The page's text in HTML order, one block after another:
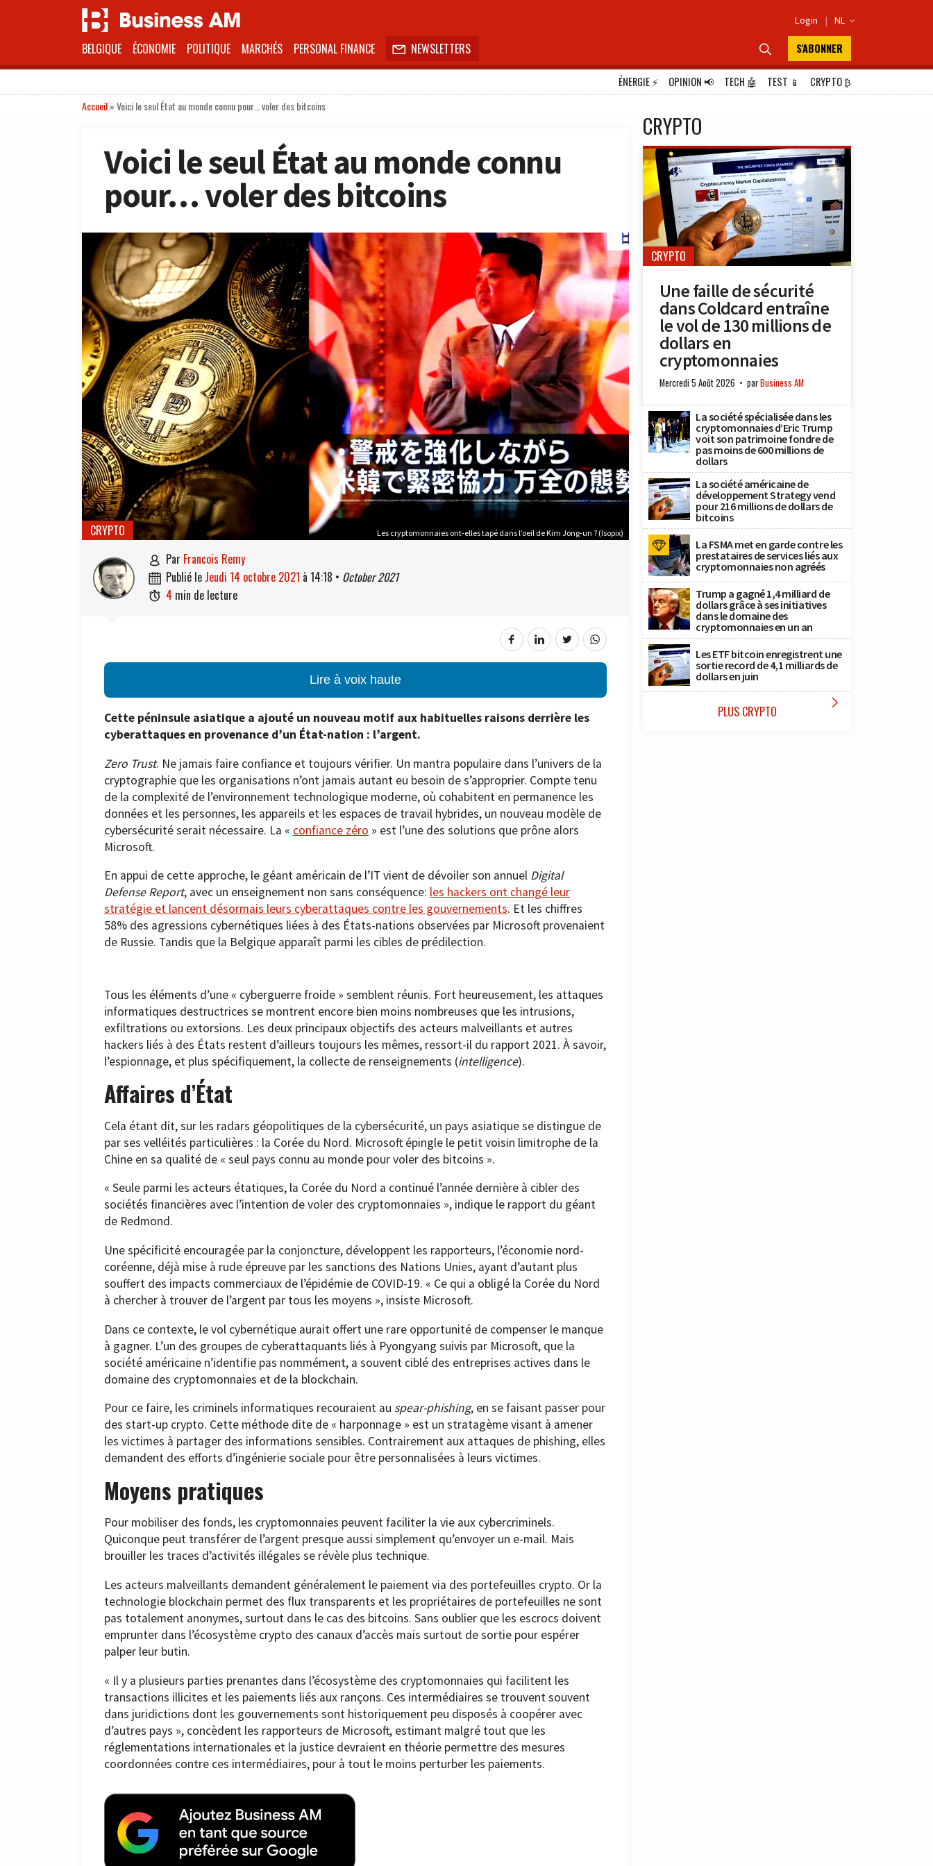
Login | NL 
BELGIQUE ÉCONOMIE POLITIQUE MARCHÉS PERSONAL FINANCE  NEWSLETTERS  S'ABONNER
ÉNERGIE⚡ OPINION📢 TECH 🤖 TEST 📱 CRYPTO₿
Accueil»Voici le seul État au monde connu pour… voler des bitcoins
Voici le seul État au monde connu
pour… voler des bitcoins
Les cryptomonnaies ont-elles tapé dans l’oeil de Kim Jong-un ? (Isopix)
CRYPTO
 par Francois Remy
 publié le jeudi 14 octobre 2021 à 14:18 • October 2021
 4 min de lecture
Lire à voix haute
Cette péninsule asiatique a ajouté un nouveau motif aux habituelles raisons derrière les
cyberattaques en provenance d’un État-nation : l’argent.
Zero Trust. Ne jamais faire confiance et toujours vérifier. Un mantra populaire dans l’univers de la
cryptographie que les organisations n’ont jamais autant eu besoin de s’approprier. Compte tenu
de la complexité de l’environnement technologique moderne, où cohabitent en permanence les
données et les personnes, les appareils et les espaces de travail hybrides, un nouveau modèle de
cybersécurité serait nécessaire. La « confiance zéro » est l’une des solutions que prône alors
Microsoft.
En appui de cette approche, le géant américain de l’IT vient de dévoiler son annuel Digital
Defense Report, avec un enseignement non sans conséquence: les hackers ont changé leur
stratégie et lancent désormais leurs cyberattaques contre les gouvernements. Et les chiffres
58% des agressions cybernétiques liées à des États-nations observées par Microsoft provenaient
de Russie. Tandis que la Belgique apparaît parmi les cibles de prédilection.
Tous les éléments d’une « cyberguerre froide » semblent réunis. Fort heureusement, les attaques
informatiques destructrices se montrent encore bien moins nombreuses que les intrusions,
exfiltrations ou extorsions. Les deux principaux objectifs des acteurs malveillants et autres
hackers liés à des États restent d’ailleurs toujours les mêmes, ressort-il du rapport 2021. À savoir,
l’espionnage, et plus spécifiquement, la collecte de renseignements (intelligence).
Affaires d’État
Cela étant dit, sur les radars géopolitiques de la cybersécurité, un pays asiatique se distingue de
par ses velléités particulières : la Corée du Nord. Microsoft épingle le petit voisin limitrophe de la
Chine en sa qualité de « seul pays connu au monde pour voler des bitcoins ».
« Seule parmi les acteurs étatiques, la Corée du Nord a continué l’année dernière à cibler des
sociétés financières avec l’intention de voler des cryptomonnaies », indique le rapport du géant
de Redmond.
Une spécificité encouragée par la conjoncture, développent les rapporteurs, l’économie nord-
coréenne, déjà mise à rude épreuve par les sanctions des Nations Unies, ayant d’autant plus
souffert des impacts commerciaux de l’épidémie de COVID-19. « Ce qui a obligé la Corée du Nord
à chercher à trouver de l’argent par tous les moyens », insiste Microsoft.
Dans ce contexte, le vol cybernétique aurait offert une rare opportunité de compenser le manque
à gagner. L’un des groupes de cyberattaquants liés à Pyongyang suivis par Microsoft, que la
société américaine n’identifie pas nommément, a souvent ciblé des entreprises actives dans le
domaine des cryptomonnaies et de la blockchain.
Pour ce faire, les criminels informatiques recouraient au spear-phishing, en se faisant passer pour
des start-up crypto. Cette méthode dite de « harponnage » est un stratagème visant à amener
les victimes à partager des informations sensibles. Contrairement aux attaques de phishing, elles
demandent des efforts d’ingénierie sociale pour être personnalisées à leurs victimes.
Moyens pratiques
Pour mobiliser des fonds, les cryptomonnaies peuvent faciliter la vie aux cybercriminels.
Quiconque peut transférer de l’argent presque aussi simplement qu’envoyer un e-mail. Mais
brouiller les traces d’activités illégales se révèle plus technique.
Les acteurs malveillants demandent généralement le paiement via des portefeuilles crypto. Or la
technologie blockchain permet des flux transparents et les propriétaires de portefeuilles ne sont
pas totalement anonymes, surtout dans le cas des bitcoins. Sans oublier que les escrocs doivent
emprunter dans l’écosystème crypto des canaux d’accès mais surtout de sortie pour espérer
palper leur butin.
« Il y a plusieurs parties prenantes dans l’écosystème des cryptomonnaies qui facilitent les
transactions illicites et les paiements liés aux rançons. Ces intermédiaires se trouvent souvent
dans juridictions dont les gouvernements sont historiquement peu disposés à coopérer avec
d’autres pays », concèdent les rapporteurs de Microsoft, estimant malgré tout que les
réglementations internationales et la justice devraient en théorie permettre des mesures
coordonnées contre ces intermédiaires, pour à tout le moins perturber les paiements.
CRYPTO
CRYPTO
Une faille de sécurité
dans Coldcard entraîne
le vol de 130 millions de
dollars en
cryptomonnaies
Mercredi 5 Août 2026 parBusiness AM
La société spécialisée dans les
cryptomonnaies d’Eric Trump
voit son patrimoine fondre de
pas moins de 600 millions de
dollars
La société américaine de
développement Strategy vend
pour 216 millions de dollars de
bitcoins
La FSMA met en garde contre les
prestataires de services liés aux
cryptomonnaies non agréés
Trump a gagné 1,4 milliard de
dollars grâce à ses initiatives
dans le domaine des
cryptomonnaies en un an
Les ETF bitcoin enregistrent une
sortie record de 4,1 milliards de
dollars en juin
PLUS CRYPTO 